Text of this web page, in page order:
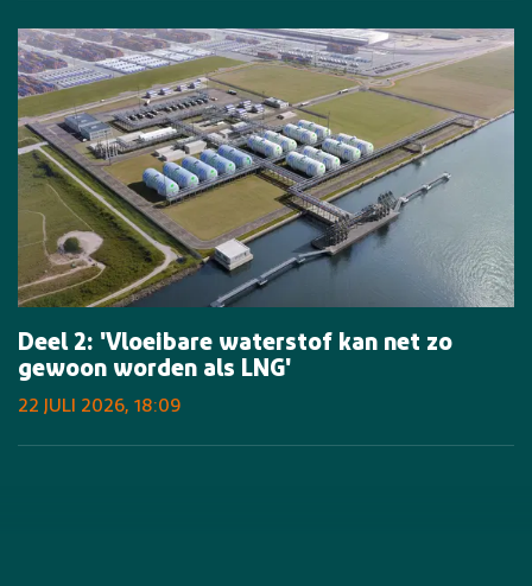
Deel 2: 'Vloeibare waterstof kan net zo
gewoon worden als LNG'
22 JULI 2026, 18:09